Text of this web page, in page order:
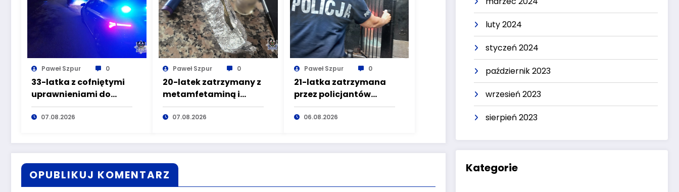
Paweł Szpur 0
33-latka z cofniętymi
uprawnieniami do
kierowania pojazdami
wyeliminowana z
07.08.2026
Paweł Szpur 0
20-latek zatrzymany z
metamfetaminą i
marihuaną przez
głuszyckich
07.08.2026
Paweł Szpur 0
21-latka zatrzymana
przez policjantów
kryminalnych
pierwszego
kradzieże sklepowe
06.08.2026
OPUBLIKUJ KOMENTARZ
luty 2024
styczeń 2024
październik 2023
wrzesień 2023
sierpień 2023
Kategorie